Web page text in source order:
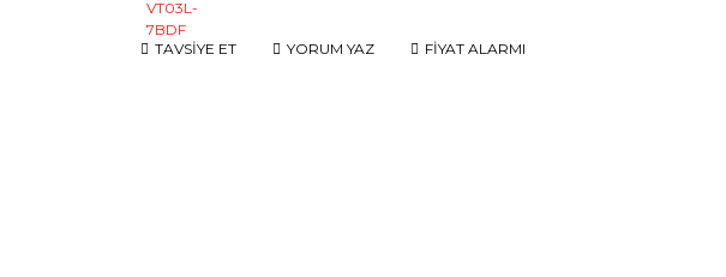
TAVSİYE ET YORUM YAZ FİYAT ALARMI